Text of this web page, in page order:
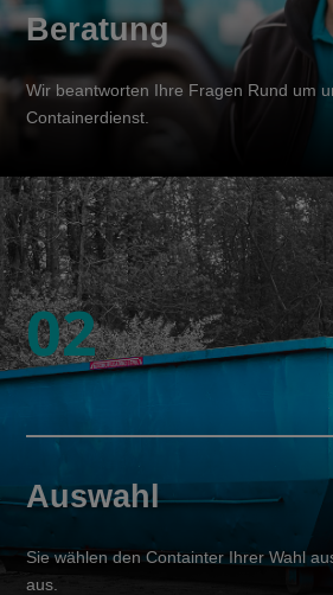
Beratung
Wir beantworten Ihre Fragen Rund um
Containerdienst.
02
Auswahl
Sie wählen den Containter Ihrer Wahl
aus.